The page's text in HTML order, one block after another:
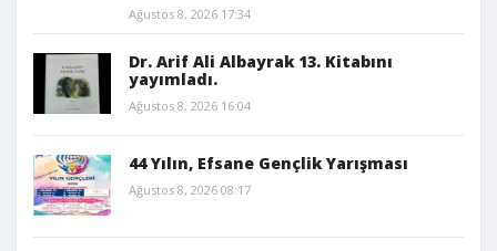
Ağustos 8, 2026 17:34
Dr. Arif Ali Albayrak 13. Kitabını
yayımladı.
Ağustos 8, 2026 16:04
44 Yılın, Efsane Gençlik Yarışması
Ağustos 8, 2026 08:17